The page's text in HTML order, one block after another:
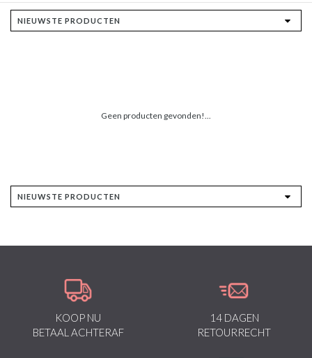
Geen producten gevonden!...
KOOP NU
BETAAL ACHTERAF
14 DAGEN
RETOURRECHT